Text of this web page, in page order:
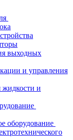
выходных
и управления
жидкости и
оборудование